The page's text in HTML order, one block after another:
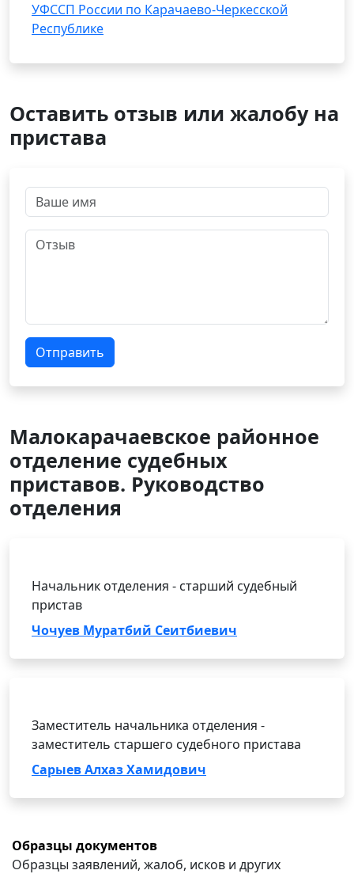
УФССП России по Карачаево-Черкесской
Республике
Оставить отзыв или жалобу на
пристава
Отправить
Малокарачаевское районное
отделение судебных
приставов. Руководство
отделения
Начальник отделения - старший судебный
пристав
Чочуев Муратбий Сеитбиевич
Заместитель начальника отделения -
заместитель старшего судебного пристава
Сарыев Алхаз Хамидович
Образцы документов
Образцы заявлений, жалоб, исков и других